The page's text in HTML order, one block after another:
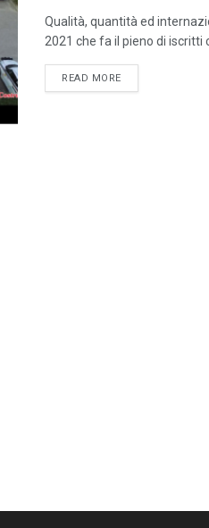
Qualità, quantità ed
2021 che fa il pieno di iscritti
READ MOREDETAILS